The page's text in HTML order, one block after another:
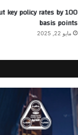
key policy rates by 100
basis points
مايو 22, 2025